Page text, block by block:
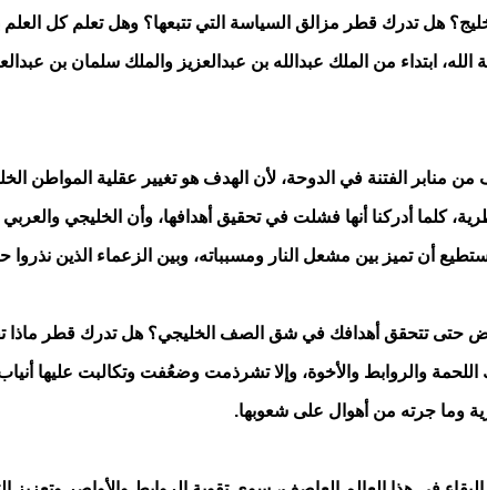
هل تدرك قطر مزالق السياسة التي تتبعها؟ وهل تعلم كل
الله، ابتداء من الملك عبدالله بن عبدالعزيز والملك سلمان بن
منابر الفتنة في الدوحة، لأن الهدف هو تغيير عقلية المواطن
كلما أدركنا أنها فشلت في تحقيق أهدافها، وأن الخليجي والعربي
أن تميز بين مشعل النار ومسبباته، وبين الزعماء الذين
حتى تتحقق أهدافك في شق الصف الخليجي؟ هل تدرك قطر ماذا
والروابط والأخوة، وإلا تشرذمت وضعُفت وتكالبت عليها
وما جرته من أهوال على شعوبها.